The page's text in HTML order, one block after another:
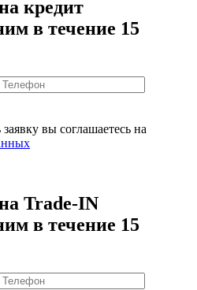
кредит
в течение 15
вы соглашаетесь на
Trade-IN
в течение 15